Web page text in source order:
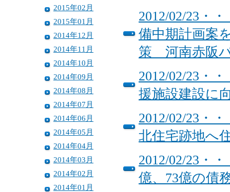
2015年02月
2015年01月
2014年12月
2014年11月
2014年10月
2014年09月
2014年08月
2014年07月
2014年06月
2014年05月
2014年04月
2014年03月
2014年02月
2014年01月
2012/02/23・
備中期計画案
策 河南赤阪
2012/02/23・
援施設建設に
2012/02/23・
北住宅跡地へ
2012/02/23・
億、73億の債